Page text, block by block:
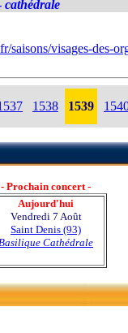
cathédrale
saisons/visages-des-
1538 1539
- Prochain concert -
Aujourd'hui
Vendredi 7 Août
Saint Denis (93)
Cathédrale